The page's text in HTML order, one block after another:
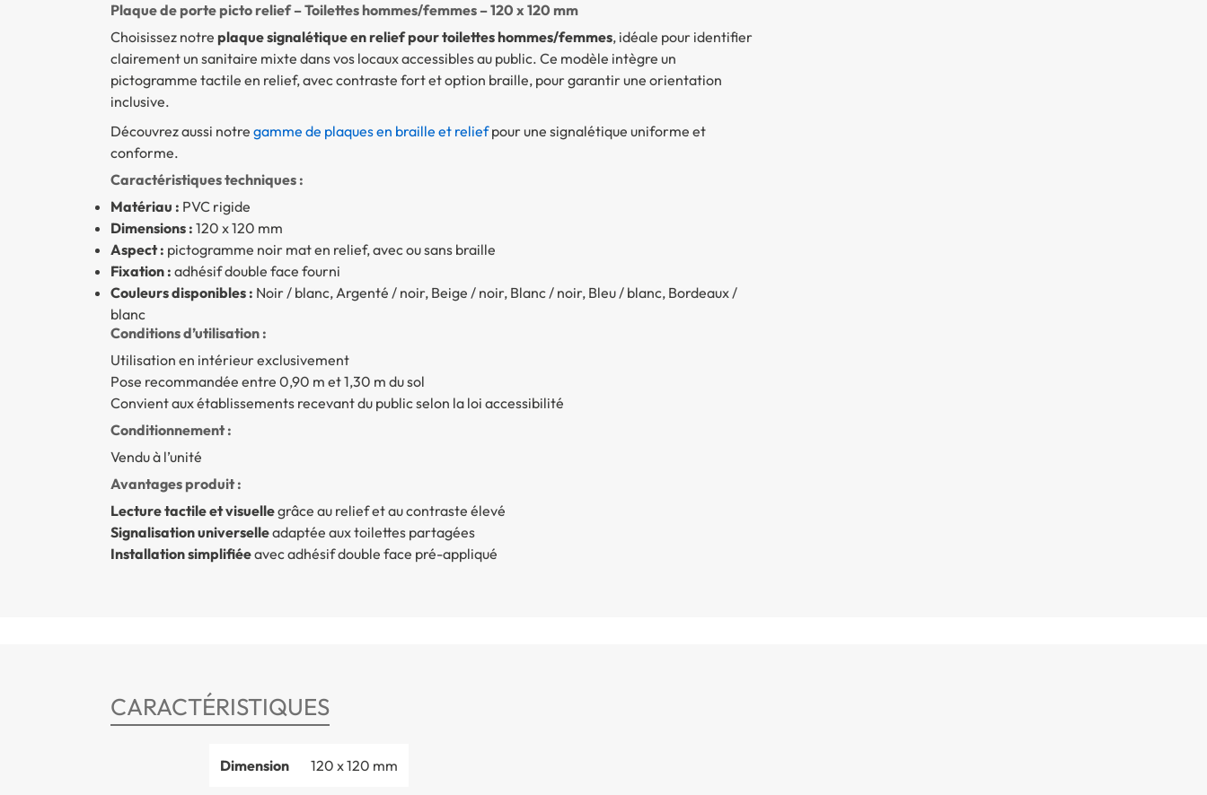
Plaque de porte picto relief – Toilettes hommes/femmes – 120 x 120 mm
Choisissez notre plaque signalétique en relief pour toilettes hommes/femmes, idéale pour identifier
clairement un sanitaire mixte dans vos locaux accessibles au public. Ce modèle intègre un
pictogramme tactile en relief, avec contraste fort et option braille, pour garantir une orientation
inclusive.
Découvrez aussi notre gamme de plaques en braille et reliefpour une signalétique uniforme et
conforme.
Caractéristiques techniques :
Matériau : PVC rigide
Dimensions : 120 x 120 mm
Aspect : pictogramme noir mat en relief, avec ou sans braille
Fixation : adhésif double face fourni
Couleurs disponibles : Noir / blanc, Argenté / noir, Beige / noir, Blanc / noir, Bleu / blanc, Bordeaux /
blanc
Conditions d’utilisation :
Utilisation en intérieur exclusivement
Pose recommandée entre 0,90 m et 1,30 m du sol
Convient aux établissements recevant du public selon la loi accessibilité
Conditionnement :
Vendu à l’unité
Avantages produit :
Lecture tactile et visuellegrâce au relief et au contraste élevé
Signalisation universelleadaptée aux toilettes partagées
Installation simplifiéeavec adhésif double face pré-appliqué
CARACTÉRISTIQUES
Dimension 120 x 120 mm